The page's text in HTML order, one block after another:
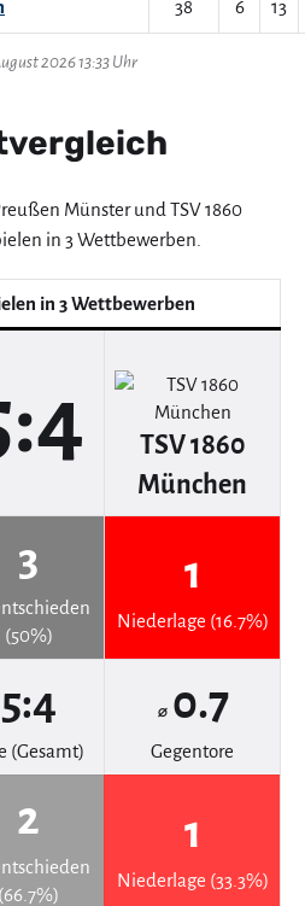
38 6 13
2026 13:33 Uhr
Münster und TSV 1860
in 3 Wettbewerben.
in 3 Wettbewerben
TSV 1860
München
3
(50%)
1
Niederlage (16.7%)
5:4
(Gesamt)
⌀ 0.7
Gegentore
2
(66.7%)
1
Niederlage (33.3%)